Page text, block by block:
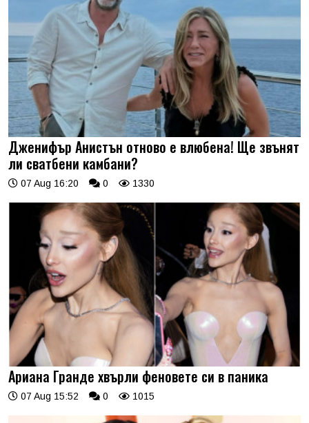
Дженифър Анистън отново е влюбена! Ще звънят
ли сватбени камбани?
07 Aug 16:20 0 1330
Ариана Гранде хвърли феновете си в паника
07 Aug 15:52 0 1015